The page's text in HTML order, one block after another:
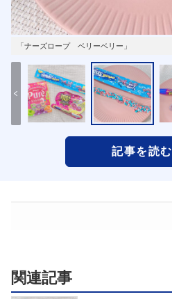
「ナーズロープ ベリーベリー」
記事を読む
関連記事